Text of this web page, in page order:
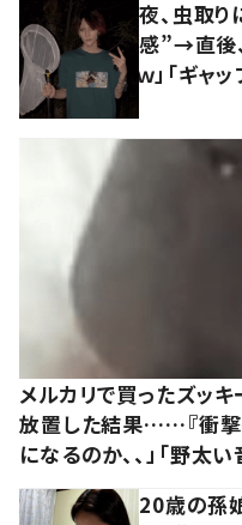
夜、虫取
感”→直後
ｗ」「ギャ
メルカリで買ったズッ
放置した結果……『衝撃
になるのか、、」「野太い
20歳の孫